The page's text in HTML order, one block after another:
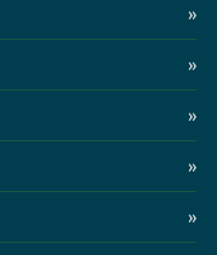
»
»
»
»
»